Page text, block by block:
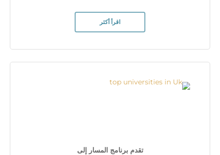
اقرأ أكثر
تقدم برنامج المسار إلى